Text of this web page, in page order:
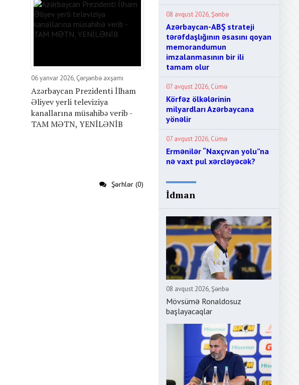
06 yanvar 2026, Çərşənbə axşamı
Azərbaycan Prezidenti İlham
Əliyev yerli televiziya
kanallarına müsahibə verib -
TAM MƏTN, YENİLƏNİB
Şərhlər (0)
08 avqust 2026, Şənbə
Azərbaycan-ABŞ strateji
tərəfdaşlığının əsasını qoyan
memorandumun
imzalanmasının bir ili
tamam olur
07 avqust 2026, Cümə
Körfəz ölkələrinin
milyardları Azərbaycana
yönəlir
07 avqust 2026, Cümə
Ermənilər “Naxçıvan yolu”na
nə vaxt pul xərcləyəcək?
İdman
08 avqust 2026, Şənbə
Mövsümə Ronaldosuz
başlayacaqlar